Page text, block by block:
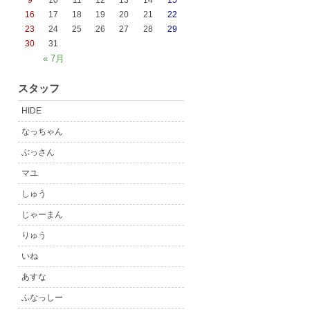
« 7月
16
17 18 19 20 21
22
23
24 25 26 27 28
29
30
31
スタッフ
HIDE
なっちゃん
ぶっさん
マユ
しゅう
じゃーまん
りゅう
いね
あすな
ふなっしー